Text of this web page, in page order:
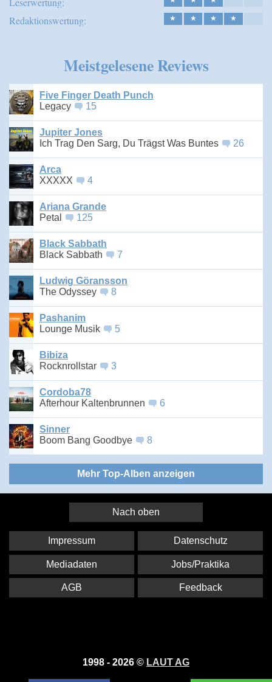
Redaktionswertung: ★ ★ ★ ★
Meistgelesene Reviews
Five Finger Death Punch
Legacy
15
Jupiter Jones
Ich Trag Den Sarg, Du Trägst Was Buntes
26
Arca
XXXXX
4
Ariana Grande
Petal
125
Black Sabbath
Black Sabbath
7
Ludwig Göransson
The Odyssey
8
Pashanim
Lounge Musik
5
Bibiza
Rocknrollstar
3
Cordoba78
Afterhour Kaltenbrunnen
6
Sinner
Boom Bang Goodbye
8
Mehr Top-Alben anzeigen
Nach oben
1998 - 2026 © LAUT AG
Impressum Datenschutz
Mediadaten Jobs/Praktika
AGB Feedback